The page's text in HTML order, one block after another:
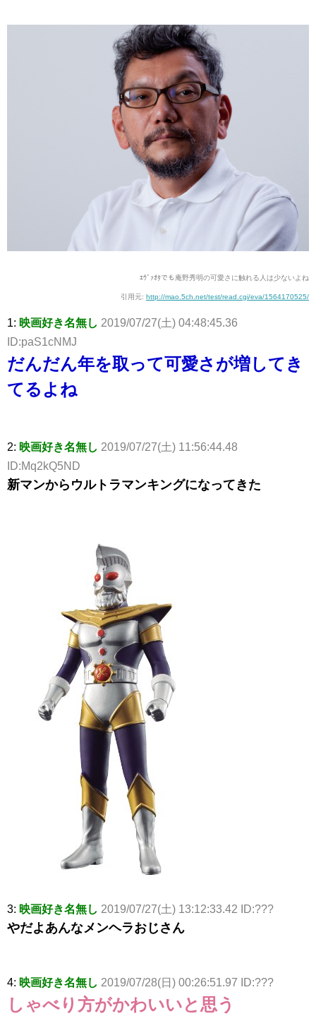
ｴｳﾞｧｵﾀでも庵野秀明の可愛さに触れる人は少ないよね
引用元: http://mao.5ch.net/test/read.cgi/eva/1564170525/
1: 映画好き名無し 2019/07/27(土) 04:48:45.36
ID:paS1cNMJ
だんだん年を取って可愛さが増してき
てるよね
2: 映画好き名無し 2019/07/27(土) 11:56:44.48
ID:Mq2kQ5ND
新マンからウルトラマンキングになってきた
3: 映画好き名無し 2019/07/27(土) 13:12:33.42 ID:???
やだよあんなメンヘラおじさん
4: 映画好き名無し 2019/07/28(日) 00:26:51.97 ID:???
しゃべり方がかわいいと思う